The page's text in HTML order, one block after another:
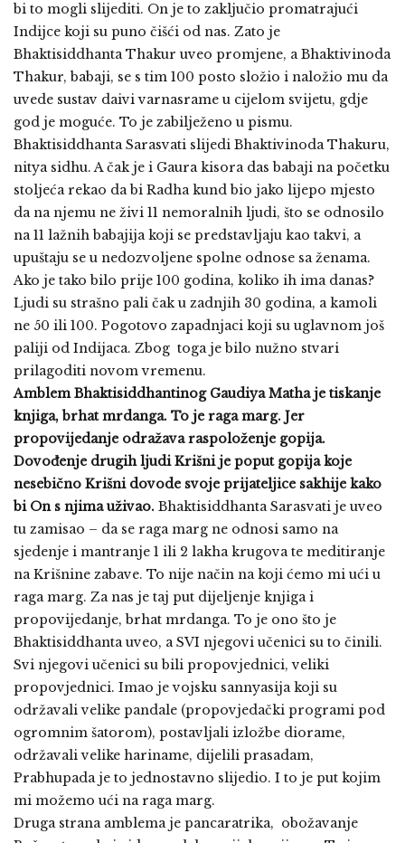
bi to mogli slijediti. On je to zaključio promatrajući
Indijce koji su puno čišći od nas. Zato je
Bhaktisiddhanta Thakur uveo promjene, a Bhaktivinoda
Thakur, babaji, se s tim 100 posto složio i naložio mu da
uvede sustav daivi varnasrame u cijelom svijetu, gdje
god je moguće. To je zabilježeno u pismu.
Bhaktisiddhanta Sarasvati slijedi Bhaktivinoda Thakuru,
nitya sidhu. A čak je i Gaura kisora das babaji na početku
stoljeća rekao da bi Radha kund bio jako lijepo mjesto
da na njemu ne živi 11 nemoralnih ljudi, što se odnosilo
na 11 lažnih babajija koji se predstavljaju kao takvi, a
upuštaju se u nedozvoljene spolne odnose sa ženama.
Ako je tako bilo prije 100 godina, koliko ih ima danas?
Ljudi su strašno pali čak u zadnjih 30 godina, a kamoli
ne 50 ili 100. Pogotovo zapadnjaci koji su uglavnom još
paliji od Indijaca. Zbog toga je bilo nužno stvari
prilagoditi novom vremenu.
Amblem Bhaktisiddhantinog Gaudiya Matha je tiskanje
knjiga, brhat mrdanga. To je raga marg. Jer
propovijedanje odražava raspoloženje gopija.
Dovođenje drugih ljudi Krišni je poput gopija koje
nesebično Krišni dovode svoje prijateljice sakhije kako
bi On s njima uživao. Bhaktisiddhanta Sarasvati je uveo
tu zamisao – da se raga marg ne odnosi samo na
sjedenje i mantranje 1 ili 2 lakha krugova te meditiranje
na Krišnine zabave. To nije način na koji ćemo mi ući u
raga marg. Za nas je taj put dijeljenje knjiga i
propovijedanje, brhat mrdanga. To je ono što je
Bhaktisiddhanta uveo, a SVI njegovi učenici su to činili.
Svi njegovi učenici su bili propovjednici, veliki
propovjednici. Imao je vojsku sannyasija koji su
održavali velike pandale (propovjedački programi pod
ogromnim šatorom), postavljali izložbe diorame,
održavali velike hariname, dijelili prasadam,
Prabhupada je to jednostavno slijedio. I to je put kojim
mi možemo ući na raga marg.
Druga strana amblema je pancaratrika, obožavanje